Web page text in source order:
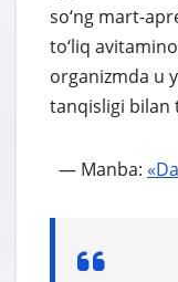
so‘ng mart-
to‘liq
organizmda u
tanqisligi bilan
— Manba: